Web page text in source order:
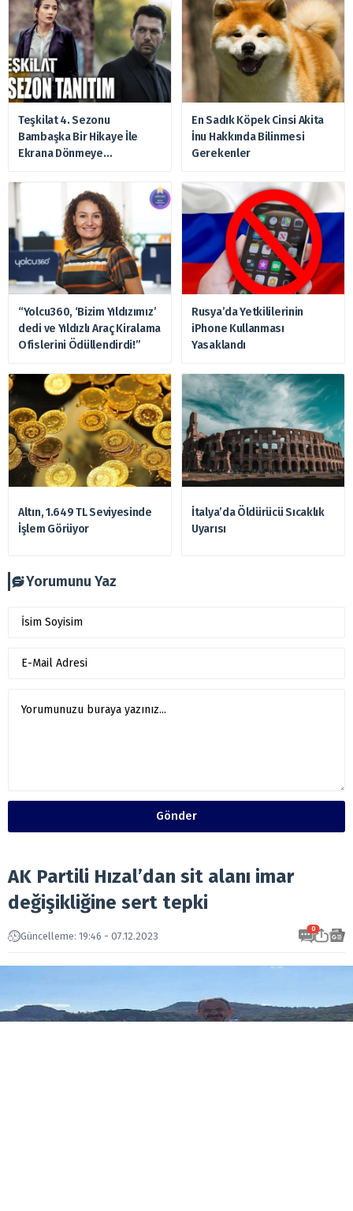
Teşkilat 4. Sezonu
Bambaşka Bir Hikaye İle
Ekrana Dönmeye
En Sadık Köpek Cinsi Akita
İnu Hakkında Bilinmesi
Gerekenler
“Yolcu360, ‘Bizim Yıldızımız’
dedi ve Yıldızlı Araç Kiralama
Ofislerini Ödüllendirdi!”
Rusya’da Yetkililerinin
iPhone Kullanması
Yasaklandı
Altın, 1.649 TL Seviyesinde
İşlem Görüyor
İtalya’da Öldürücü Sıcaklık
Uyarısı
Yorumunu Yaz
Gönder
AK Partili Hızal’dan sit alanı imar
değişikliğine sert tepki
Güncelleme: 19:46 - 07.12.2023
0